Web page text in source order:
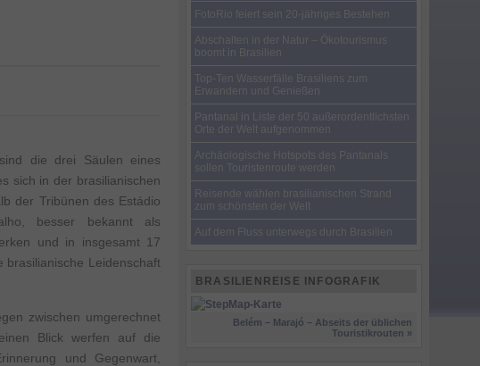
die drei Säulen eines
sich in der brasilianischen
der Tribünen des Estádio
besser bekannt als
und in insgesamt 17
brasilianische Leidenschaft
zwischen umgerechnet
Blick werfen auf die
und Gegenwart,
FotoRio feiert sein 20-jähriges Bestehen
Abschalten in der Natur – Ökotourismus
boomt in Brasilien
Top-Ten Wasserfälle Brasiliens zum
Erwandern und Genießen
Pantanal in Liste der 50 außerordentlichsten
Orte der Welt aufgenommen
Archäologische Hotspots des Pantanals
sollen Touristenroute werden
Reisende wählen brasilianischen Strand
zum schönsten der Welt
Auf dem Fluss unterwegs durch Brasilien
BRASILIENREISE INFOGRAFIK
Belém – Marajó – Abseits der üblichen
Touristikrouten »